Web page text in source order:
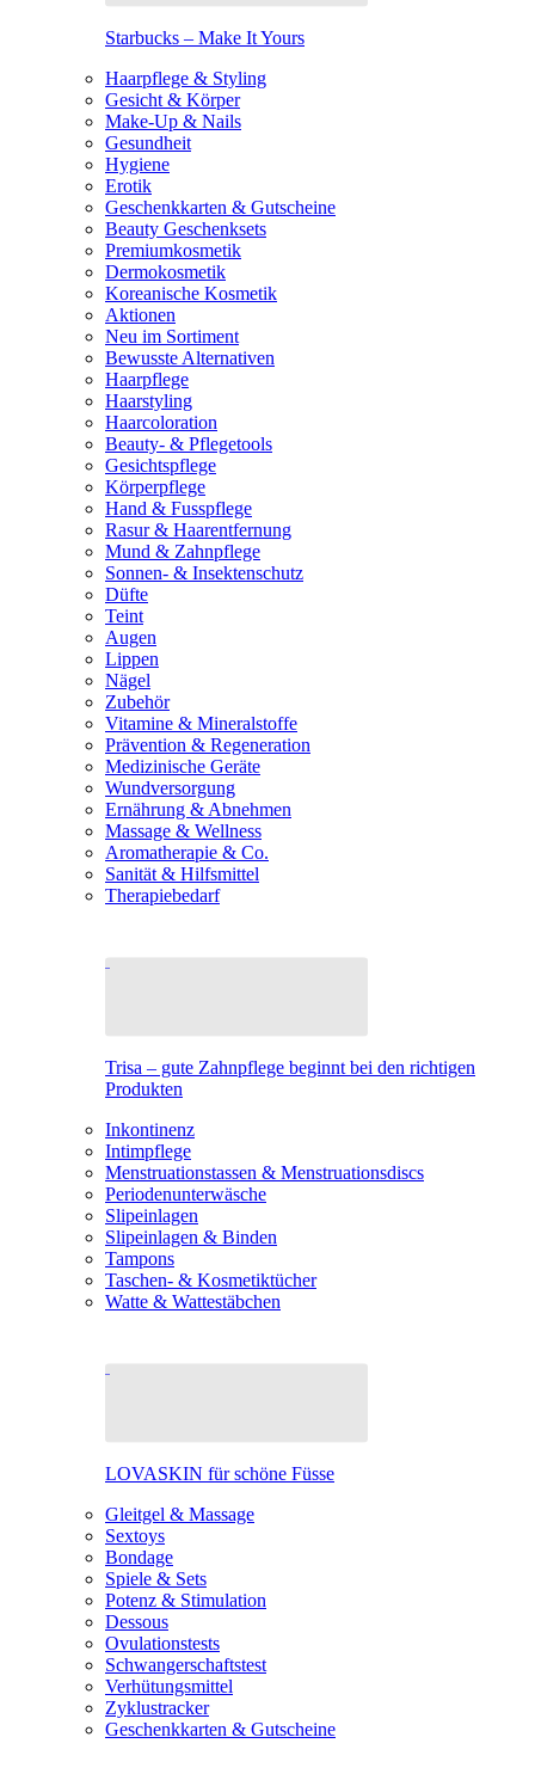
Starbucks – Make It Yours
Haarpflege & Styling
Gesicht & Körper
Make-Up & Nails
Gesundheit
Hygiene
Erotik
Geschenkkarten & Gutscheine
Beauty Geschenksets
Premiumkosmetik
Dermokosmetik
Koreanische Kosmetik
Aktionen
Neu im Sortiment
Bewusste Alternativen
Haarpflege
Haarstyling
Haarcoloration
Beauty- & Pflegetools
Gesichtspflege
Körperpflege
Hand & Fusspflege
Rasur & Haarentfernung
Mund & Zahnpflege
Sonnen- & Insektenschutz
Düfte
Teint
Augen
Lippen
Nägel
Zubehör
Vitamine & Mineralstoffe
Prävention & Regeneration
Medizinische Geräte
Wundversorgung
Ernährung & Abnehmen
Massage & Wellness
Aromatherapie & Co.
Sanität & Hilfsmittel
Therapiebedarf
Trisa – gute Zahnpflege beginnt bei den richtigen
Produkten
Inkontinenz
Intimpflege
Menstruationstassen & Menstruationsdiscs
Periodenunterwäsche
Slipeinlagen
Slipeinlagen & Binden
Tampons
Taschen- & Kosmetiktücher
Watte & Wattestäbchen
LOVASKIN für schöne Füsse
Gleitgel & Massage
Sextoys
Bondage
Spiele & Sets
Potenz & Stimulation
Dessous
Ovulationstests
Schwangerschaftstest
Verhütungsmittel
Zyklustracker
Geschenkkarten & Gutscheine